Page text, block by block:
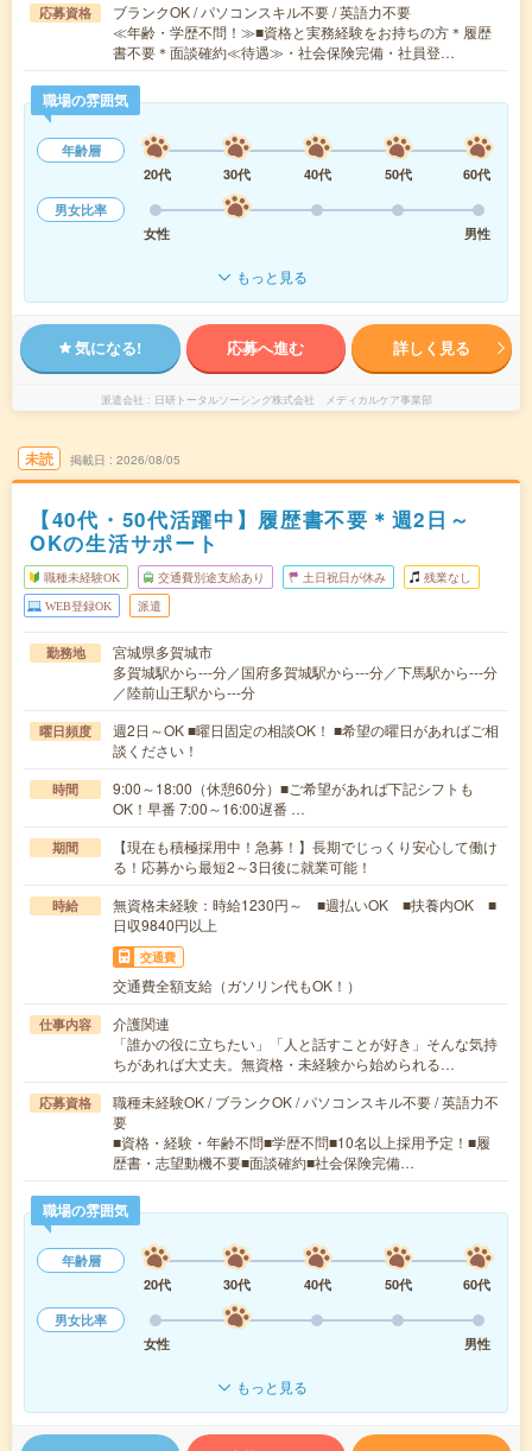
応募資格
ブランクOK / パソコンスキル不要 / 英語力不要
≪年齢・学歴不問！≫■資格と実務経験をお持ちの方＊履歴
書不要＊面談確約≪待遇≫・社会保険完備・社員登…
職場の雰囲気
年齢層
20代
30代 40代 50代
60代
男女比率
女性
男性
もっと見る
気になる! 応募へ進む 詳しく見る
派遣会社 日研トータルソーシング株式会社 メディカルケア事業部
未読 掲載日 2026/08/05
【40代・50代活躍中】履歴書不要＊週2日～
OKの生活サポート
職種未経験OK 交通費別途支給あり 土日祝日が休み 残業なし
WEB登録OK 派遣
勤務地
宮城県多賀城市
多賀城駅から---分／国府多賀城駅から---分／下馬駅から---分
／陸前山王駅から---分
曜日頻度
週2日～OK ■曜日固定の相談OK！ ■希望の曜日があればご相
談ください！
時間
9:00～18:00（休憩60分）■ご希望があれば下記シフトも
OK！早番 7:00～16:00遅番 …
期間
【現在も積極採用中！急募！】長期でじっくり安心して働け
る！応募から最短2～3日後に就業可能！
時給
無資格未経験：時給1230円～ ■週払いOK ■扶養内OK ■
日収9840円以上
交通費
交通費全額支給（ガソリン代もOK！）
仕事内容
介護関連
「誰かの役に立ちたい」「人と話すことが好き」そんな気持
ちがあれば大丈夫。無資格・未経験から始められる…
応募資格
職種未経験OK / ブランクOK / パソコンスキル不要 / 英語力不
要
■資格・経験・年齢不問■学歴不問■10名以上採用予定！■履
歴書・志望動機不要■面談確約■社会保険完備…
職場の雰囲気
年齢層
20代
30代 40代 50代
60代
男女比率
女性
男性
もっと見る